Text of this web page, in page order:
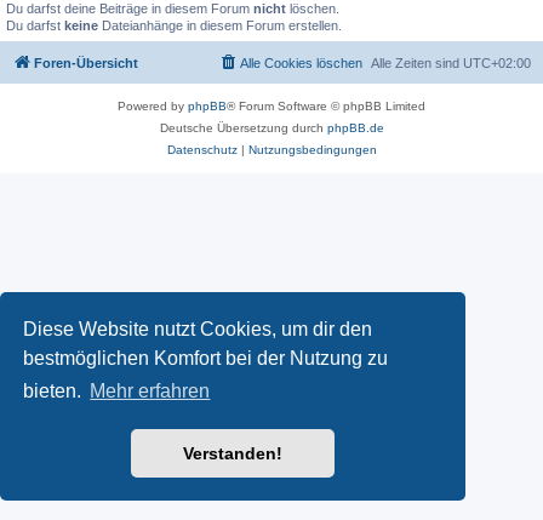
Diese Website nutzt Cookies, um dir den
bestmöglichen Komfort bei der Nutzung zu
bieten. Mehr erfahren
Verstanden!
Du darfst deine Beiträge in diesem Forum nicht löschen.
Du darfst keine Dateianhänge in diesem Forum erstellen.
Foren-Übersicht Alle Zeiten sind UTC+02:00
Alle Cookies löschen
Powered by phpBB® Forum Software © phpBB Limited
Deutsche Übersetzung durch phpBB.de
Datenschutz| Nutzungsbedingungen